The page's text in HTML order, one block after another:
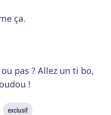
ça.
pas ? Allez un ti bo,
!
exclusif